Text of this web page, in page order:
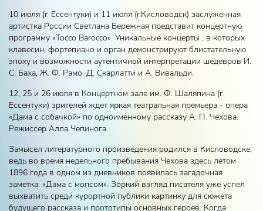
10 июля (г. Ессентуки) и 11 июля (г.Кисловодск) заслуженная
артистка России Светлана Бережная представит концертную
программу «Tocco Barocco». Уникальные концерты , в которых
клавесин, фортепиано и орган демонстрируют блистательную
эпоху и возможности аутентичной интерпретации шедевров И.
С. Баха, Ж. Ф. Рамо, Д. Скарлатти и А. Вивальди.
12, 25 и 26 июля в Концертном зале им. Ф. Шаляпина (г.
Ессентуки) зрителей ждет яркая театральная премьера - опера
«Дама с собачкой» по одноименному рассказу А. П. Чехова.
Режиссер Алла Чепинога.
Замысел литературного произведения родился в Кисловодске,
ведь во время недельного пребывания Чехова здесь летом
1896 года в одном из дневников появилась загадочная
заметка: «Дама с мопсом». Зоркий взгляд писателя уже успел
выхватить среди курортной публики картинку для сюжета
будущего рассказа и прототипы основных героев. Когда